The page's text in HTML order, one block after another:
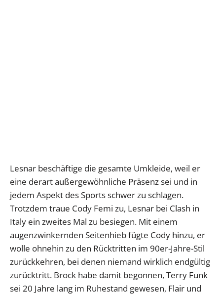
Lesnar beschäftige die gesamte Umkleide, weil er
eine derart außergewöhnliche Präsenz sei und in
jedem Aspekt des Sports schwer zu schlagen.
Trotzdem traue Cody Femi zu, Lesnar bei Clash in
Italy ein zweites Mal zu besiegen. Mit einem
augenzwinkernden Seitenhieb fügte Cody hinzu, er
wolle ohnehin zu den Rücktritten im 90er-Jahre-Stil
zurückkehren, bei denen niemand wirklich endgültig
zurücktritt. Brock habe damit begonnen, Terry Funk
sei 20 Jahre lang im Ruhestand gewesen, Flair und